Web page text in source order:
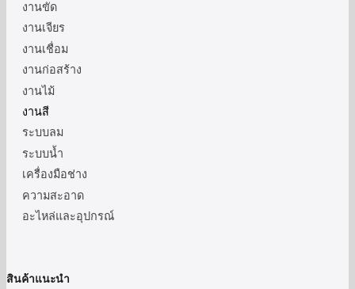
งานขัด
งานเจียร
งานเชื่อม
งานก่อสร้าง
งานไม้
งานสี
ระบบลม
ระบบน้ำ
เครื่องมือช่าง
ความสะอาด
อะไหล่และอุปกรณ์
สินค้าแนะนำ